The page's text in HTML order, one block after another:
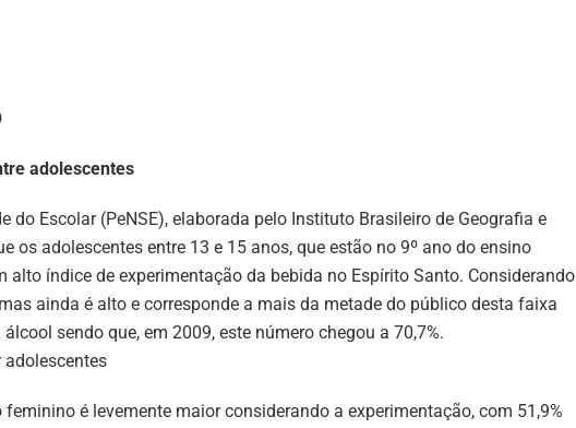
adolescentes
do Escolar (PeNSE), elaborada pelo Instituto Brasileiro de Geografia e
os adolescentes entre 13 e 15 anos, que estão no 9º ano do ensino
alto índice de experimentação da bebida no Espírito Santo. Considerando
ainda é alto e corresponde a mais da metade do público desta faixa
sendo que, em 2009, este número chegou a 70,7%.
adolescentes
é levemente maior considerando a experimentação, com 51,9%